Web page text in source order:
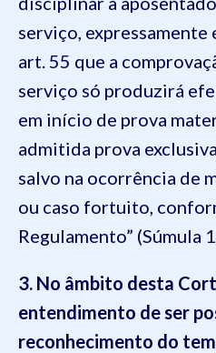
serviço, expressamente
art. 55 que a
serviço só produzirá
em início de prova
admitida prova
salvo na ocorrência de
ou caso fortuito,
Regulamento” (Súmula
3. No âmbito desta
entendimento de ser
reconhecimento do